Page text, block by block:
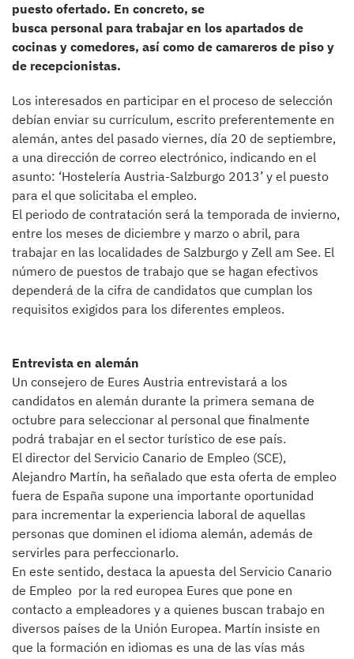
puesto ofertado. En concreto, se
busca personal para trabajar en los apartados de
cocinas y comedores, así como de camareros de piso y
de recepcionistas.
Los interesados en participar en el proceso de selección
debían enviar su currículum, escrito preferentemente en
alemán, antes del pasado viernes, día 20 de septiembre,
a una dirección de correo electrónico, indicando en el
asunto: ‘Hostelería Austria-Salzburgo 2013’ y el puesto
para el que solicitaba el empleo.
El periodo de contratación será la temporada de invierno,
entre los meses de diciembre y marzo o abril, para
trabajar en las localidades de Salzburgo y Zell am See. El
número de puestos de trabajo que se hagan efectivos
dependerá de la cifra de candidatos que cumplan los
requisitos exigidos para los diferentes empleos.
Entrevista en alemán
Un consejero de Eures Austria entrevistará a los
candidatos en alemán durante la primera semana de
octubre para seleccionar al personal que finalmente
podrá trabajar en el sector turístico de ese país.
El director del Servicio Canario de Empleo (SCE),
Alejandro Martín, ha señalado que esta oferta de empleo
fuera de España supone una importante oportunidad
para incrementar la experiencia laboral de aquellas
personas que dominen el idioma alemán, además de
servirles para perfeccionarlo.
En este sentido, destaca la apuesta del Servicio Canario
de Empleo por la red europea Eures que pone en
contacto a empleadores y a quienes buscan trabajo en
diversos países de la Unión Europea. Martín insiste en
que la formación en idiomas es una de las vías más